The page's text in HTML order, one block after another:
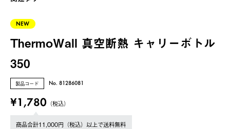
NEW
ThermoWall 真空断熱 キャリーボトル
350
製品コード No. 81286081
¥1,780 （税込）
商品合計11,000円（税込）以上で送料無料